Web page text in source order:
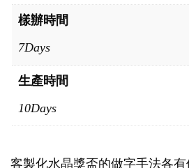
樣辦時間
7Days
生產時間
10Days
客製化水晶獎盃的做字手法各